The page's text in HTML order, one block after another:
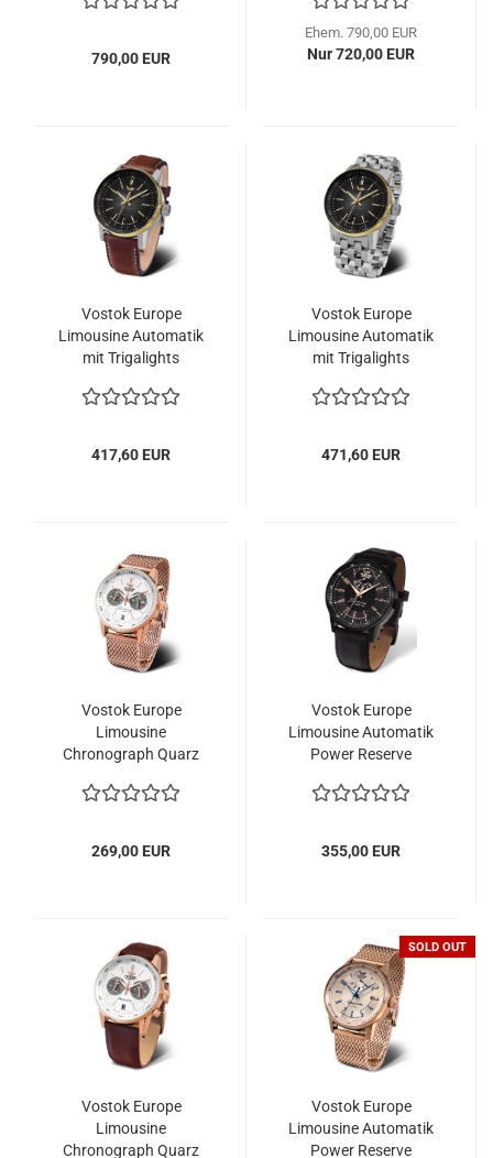
790,00 EUR
Ehem. 790,00 EUR
Nur 720,00 EUR
Vostok Europe
Limousine Automatik
mit Trigalights
417,60 EUR
Vostok Europe
Limousine Automatik
mit Trigalights
471,60 EUR
Vostok Europe
Limousine
Chronograph Quarz
269,00 EUR
Vostok Europe
Limousine Automatik
Power Reserve
355,00 EUR
Vostok Europe
Limousine
Chronograph Quarz
SOLD OUT
Vostok Europe
Limousine Automatik
Power Reserve